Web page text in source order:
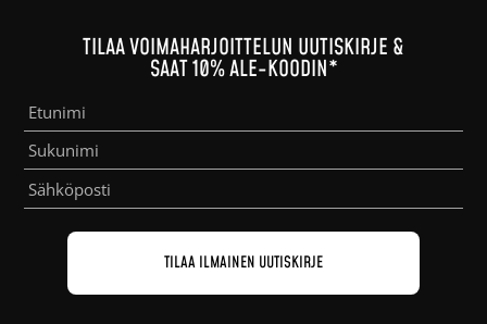
TILAA VOIMAHARJOITTELUN UUTISKIRJE &
SAAT 10% ALE-KOODIN*